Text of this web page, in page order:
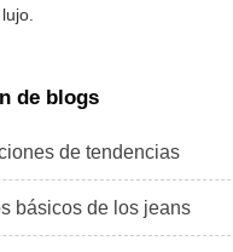
de blogs
de tendencias
básicos de los jeans